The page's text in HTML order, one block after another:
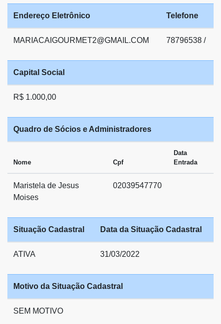
Endereço Eletrônico Telefone
MARIACAIGOURMET2@GMAIL.COM 78796538 /
Capital Social
R$ 1.000,00
Quadro de Sócios e Administradores
Nome Cpf
Data
Entrada
Maristela de Jesus
Moises
02039547770
Situação Cadastral Data da Situação Cadastral
ATIVA 31/03/2022
Motivo da Situação Cadastral
SEM MOTIVO